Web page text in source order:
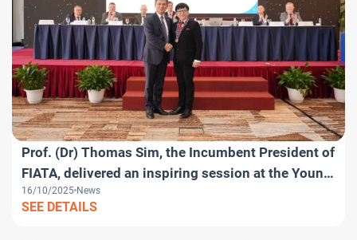
Prof. (Dr) Thomas Sim, the Incumbent President of
FIATA, delivered an inspiring session at the Young
Logistics Professionals Day within the framework
of the FIATA World Congress 2025
16/10/2025 News
SEE DETAILS